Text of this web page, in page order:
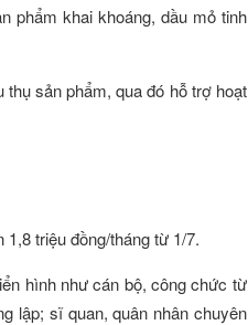
phẩm khai khoáng, dầu mỏ tinh
sản phẩm, qua đó hỗ trợ hoạt
triệu đồng/tháng từ 1/7.
hình như cán bộ, công chức từ
lập; sĩ quan, quân nhân chuyên